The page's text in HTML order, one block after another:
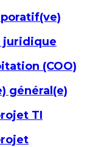
juridique
(COO)
général(e)
TI